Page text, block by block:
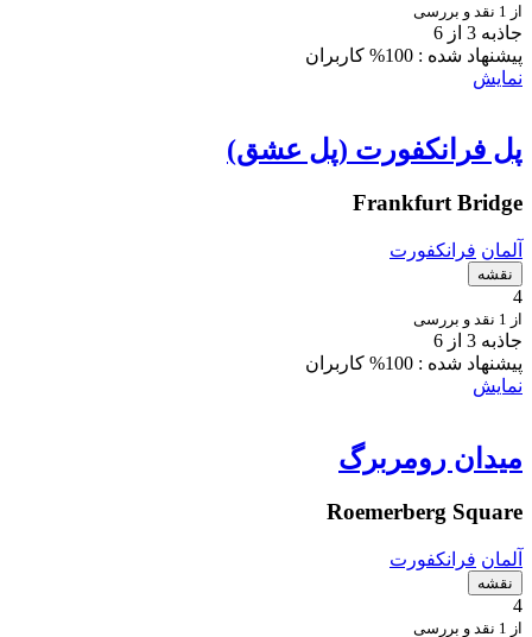
از 1 نقد و بررسی
جاذبه 3 از 6
پیشنهاد شده : 100% کاربران
نمایش
پل فرانکفورت (پل عشق)
Frankfurt Bridge
آلمان فرانکفورت
نقشه
4
از 1 نقد و بررسی
جاذبه 3 از 6
پیشنهاد شده : 100% کاربران
نمایش
میدان رومربرگ
Roemerberg Square
آلمان فرانکفورت
نقشه
4
از 1 نقد و بررسی